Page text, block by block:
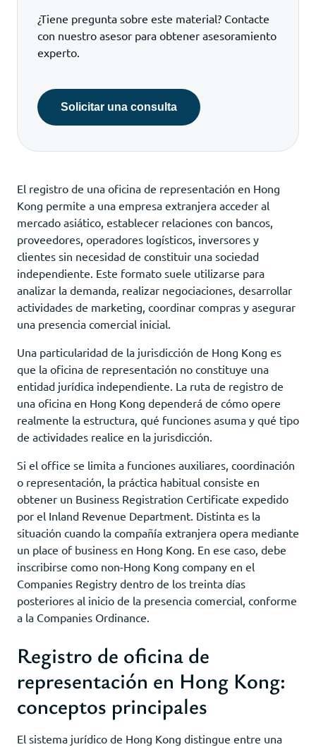
¿Tiene pregunta sobre este material? Contacte
con nuestro asesor para obtener asesoramiento
experto.
Solicitar una consulta
El registro de una oficina de representación en Hong
Kong permite a una empresa extranjera acceder al
mercado asiático, establecer relaciones con bancos,
proveedores, operadores logísticos, inversores y
clientes sin necesidad de constituir una sociedad
independiente. Este formato suele utilizarse para
analizar la demanda, realizar negociaciones, desarrollar
actividades de marketing, coordinar compras y asegurar
una presencia comercial inicial.
Una particularidad de la jurisdicción de Hong Kong es
que la oficina de representación no constituye una
entidad jurídica independiente. La ruta de registro de
una oficina en Hong Kong dependerá de cómo opere
realmente la estructura, qué funciones asuma y qué tipo
de actividades realice en la jurisdicción.
Si el office se limita a funciones auxiliares, coordinación
o representación, la práctica habitual consiste en
obtener un Business Registration Certificate expedido
por el Inland Revenue Department. Distinta es la
situación cuando la compañía extranjera opera mediante
un place of business en Hong Kong. En ese caso, debe
inscribirse como non-Hong Kong company en el
Companies Registry dentro de los treinta días
posteriores al inicio de la presencia comercial, conforme
a la Companies Ordinance.
Registro de oficina de
representación en Hong Kong:
conceptos principales
El sistema jurídico de Hong Kong distingue entre una